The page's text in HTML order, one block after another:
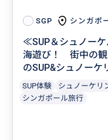
SGP シンガポ
≪SUP＆シュノー
海遊び！ 街中の観
のSUP&シュノーケ
SUP体験 シュノーケリ
シンガポール旅行